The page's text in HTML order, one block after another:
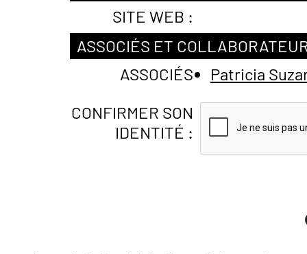
SITE WEB :
ASSOCIÉS ET
ASSOCIÉS
Patricia
CONFIRMER SON
IDENTITÉ :